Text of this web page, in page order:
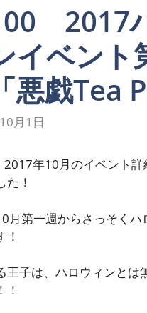
2017
イベント
悪戯Tea
月1日
年10月のイベント詳
た！
月第一週からさっそくハ
！
王子は、ハロウィンとは
！